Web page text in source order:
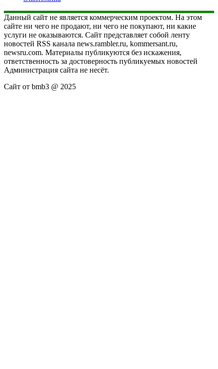
Данный сайт не является коммерческим проектом. На этом
сайте ни чего не продают, ни чего не покупают, ни какие
услуги не оказываются. Сайт представляет собой ленту
новостей RSS канала news.rambler.ru, kommersant.ru,
newsru.com. Материалы публикуются без искажения,
ответственность за достоверность публикуемых новостей
Администрация сайта не несёт.
Сайт от bmb3 @ 2025